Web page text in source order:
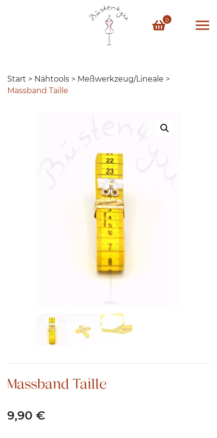
0
Start > Nähtools > Meßwerkzeug/Lineale >
Massband Taille
Massband Taille
9,90 €